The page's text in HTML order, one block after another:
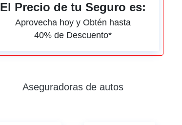
El Precio de tu Seguro es:
Aprovecha hoy y Obtén hasta
40% de Descuento*
Aseguradoras de autos